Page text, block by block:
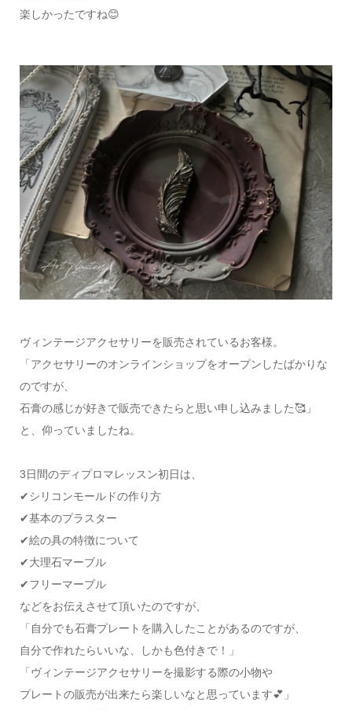
楽しかったですね😊
ヴィンテージアクセサリーを販売されているお客様。
「アクセサリーのオンラインショップをオープンしたばかりな
のですが、
石膏の感じが好きで販売できたらと思い申し込みました🥰」
と、仰っていましたね。
3日間のディプロマレッスン初日は、
✔シリコンモールドの作り方
✔基本のプラスター
✔絵の具の特徴について
✔大理石マーブル
✔フリーマーブル
などをお伝えさせて頂いたのですが、
「自分でも石膏プレートを購入したことがあるのですが、
自分で作れたらいいな、しかも色付きで！」
「ヴィンテージアクセサリーを撮影する際の小物や
プレートの販売が出来たら楽しいなと思っています💕」